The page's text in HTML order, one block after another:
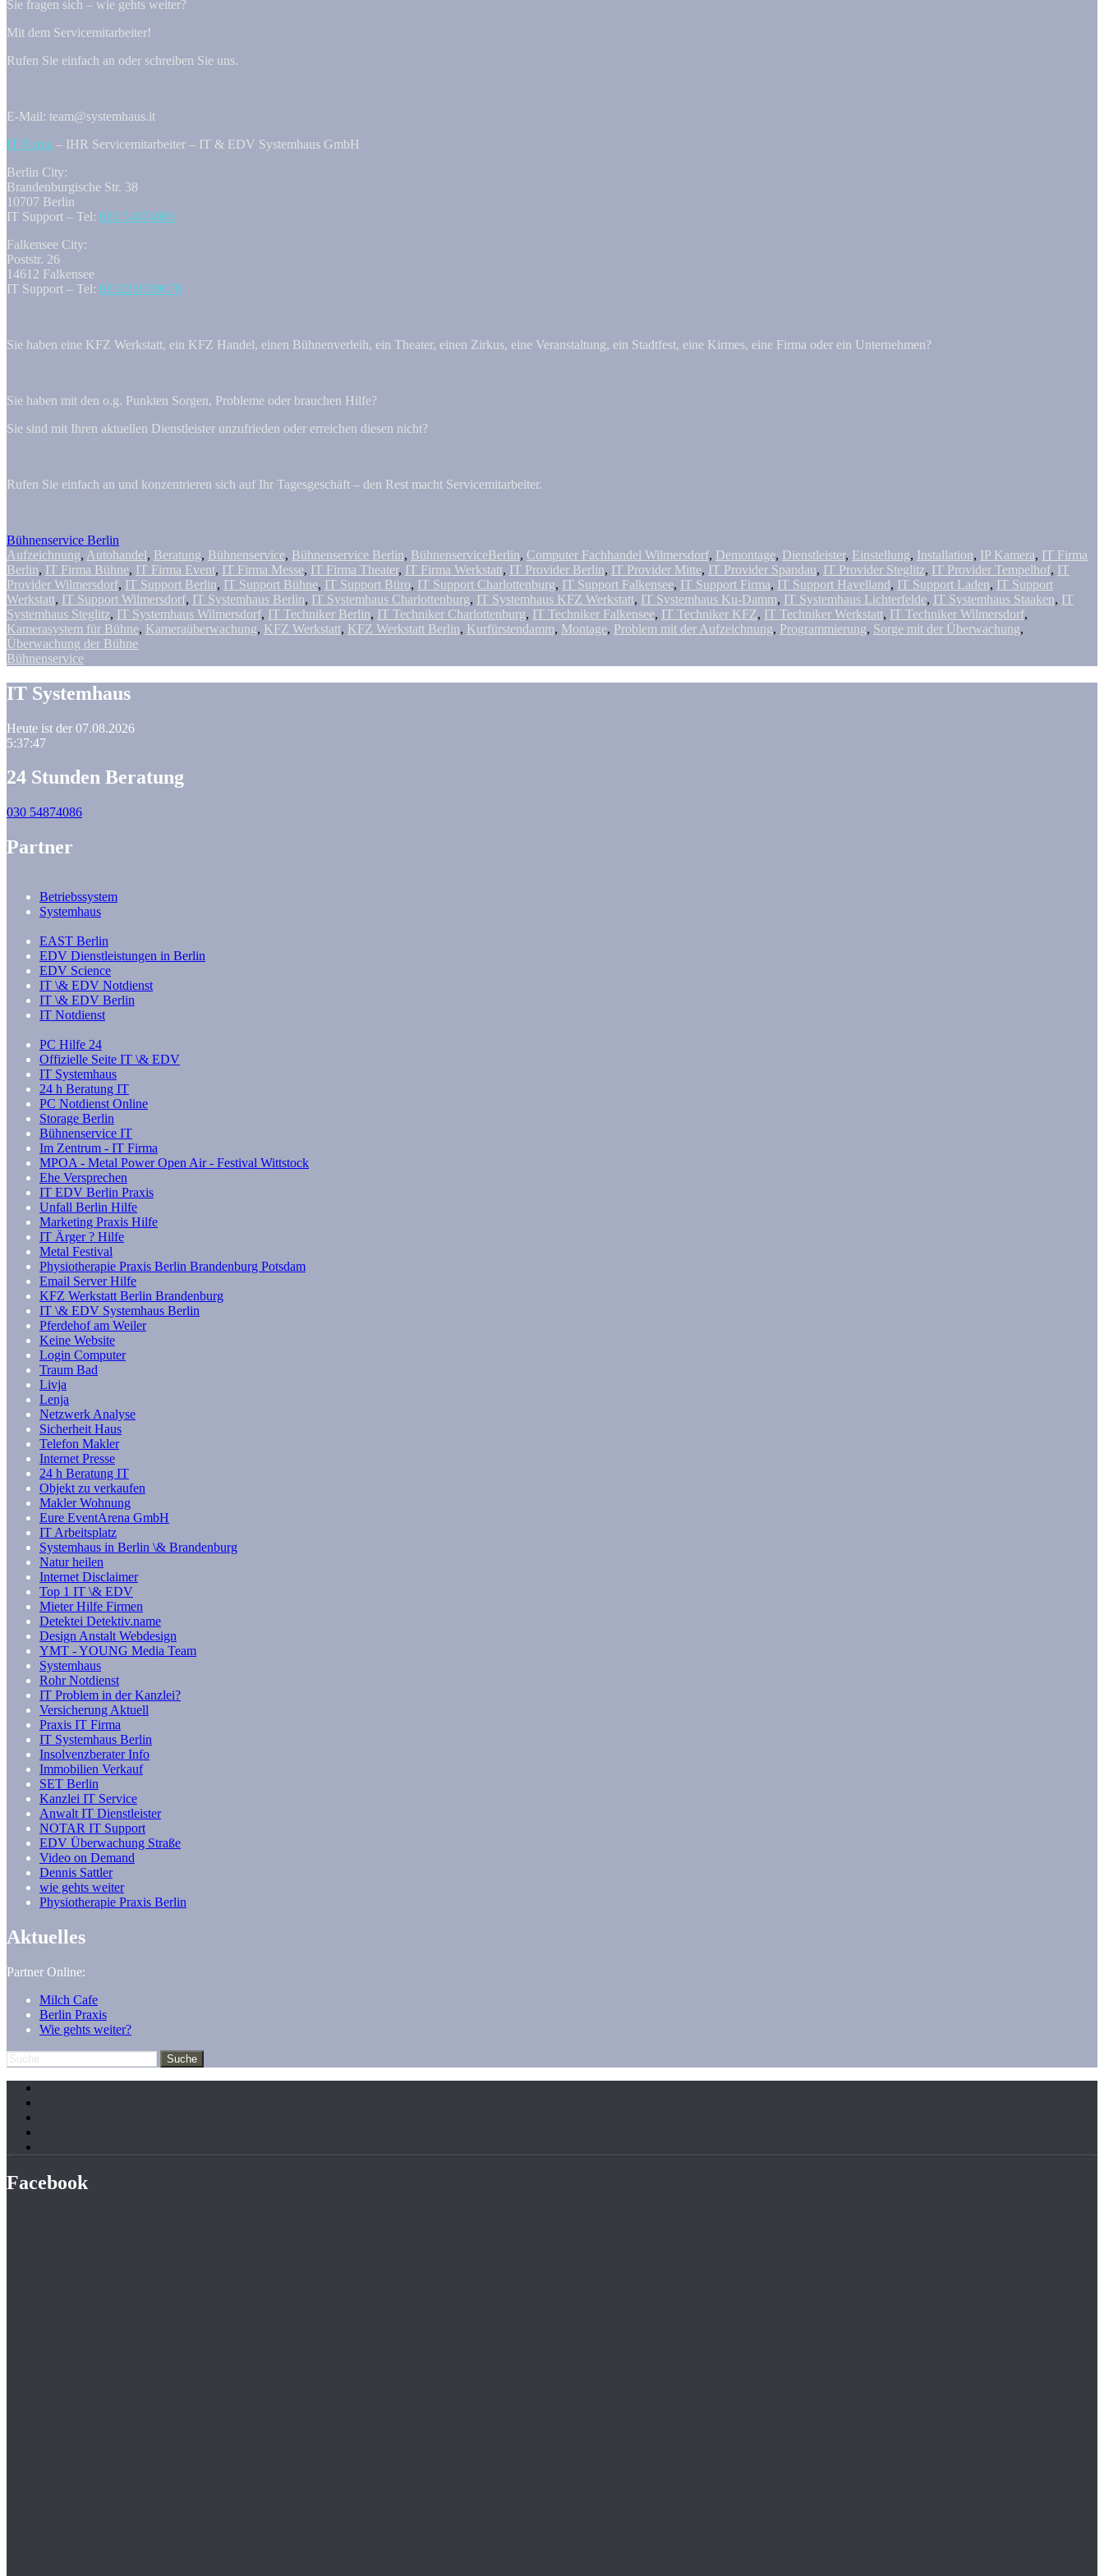
Sie fragen sich – wie gehts weiter?
Mit dem Servicemitarbeiter!
Rufen Sie einfach an oder schreiben Sie uns.
E-Mail: team@systemhaus.it
IT Firma – IHR Servicemitarbeiter – IT & EDV Systemhaus GmbH
Berlin City:
Brandenburgische Str. 38
10707 Berlin
IT Support – Tel: 030 54874086
Falkensee City:
Poststr. 26
14612 Falkensee
IT Support – Tel: 03322 8509070
Sie haben eine KFZ Werkstatt, ein KFZ Handel, einen Bühnenverleih, ein Theater, einen Zirkus, eine Veranstaltung, ein Stadtfest, eine Kirmes, eine Firma oder ein Unternehmen?
Sie haben mit den o.g. Punkten Sorgen, Probleme oder brauchen Hilfe?
Sie sind mit Ihren aktuellen Dienstleister unzufrieden oder erreichen diesen nicht?
Rufen Sie einfach an und konzentrieren sich auf Ihr Tagesgeschäft – den Rest macht Servicemitarbeiter.
Bühnenservice Berlin
Aufzeichnung, Autohandel, Beratung, Bühnenservice, Bühnenservice Berlin, BühnenserviceBerlin, Computer Fachhandel Wilmersdorf, Demontage, Dienstleister, Einstellung, Installation, IP Kamera, IT Firma
Berlin, IT Firma Bühne, IT Firma Event, IT Firma Messe, IT Firma Theater, IT Firma Werkstatt, IT Provider Berlin, IT Provider Mitte, IT Provider Spandau, IT Provider Steglitz, IT Provider Tempelhof, IT
Provider Wilmersdorf, IT Support Berlin, IT Support Bühne, IT Support Büro, IT Support Charlottenburg, IT Support Falkensee, IT Support Firma, IT Support Havelland, IT Support Laden, IT Support
Werkstatt, IT Support Wilmersdorf, IT Systemhaus Berlin, IT Systemhaus Charlottenburg, IT Systemhaus KFZ Werkstatt, IT Systemhaus Ku-Damm, IT Systemhaus Lichterfelde, IT Systemhaus Staaken, IT
Systemhaus Steglitz, IT Systemhaus Wilmersdorf, IT Techniker Berlin, IT Techniker Charlottenburg, IT Techniker Falkensee, IT Techniker KFZ, IT Techniker Werkstatt, IT Techniker Wilmersdorf,
Kamerasystem für Bühne, Kameraüberwachung, KFZ Werkstatt, KFZ Werkstatt Berlin, Kurfürstendamm, Montage, Problem mit der Aufzeichnung, Programmierung, Sorge mit der Überwachung,
Überwachung der Bühne
Bühnenservice
IT Systemhaus
Heute ist der 07.08.2026
5:37:48
24 Stunden Beratung
030 54874086
Partner
Betriebssystem
Systemhaus
EAST Berlin
EDV Dienstleistungen in Berlin
EDV Science
IT \& EDV Notdienst
IT \& EDV Berlin
IT Notdienst
PC Hilfe 24
Offizielle Seite IT \& EDV
IT Systemhaus
24 h Beratung IT
PC Notdienst Online
Storage Berlin
Bühnenservice IT
Im Zentrum - IT Firma
MPOA - Metal Power Open Air - Festival Wittstock
Ehe Versprechen
IT EDV Berlin Praxis
Unfall Berlin Hilfe
Marketing Praxis Hilfe
IT Ärger ? Hilfe
Metal Festival
Physiotherapie Praxis Berlin Brandenburg Potsdam
Email Server Hilfe
KFZ Werkstatt Berlin Brandenburg
IT \& EDV Systemhaus Berlin
Pferdehof am Weiler
Keine Website
Login Computer
Traum Bad
Livja
Lenja
Netzwerk Analyse
Sicherheit Haus
Telefon Makler
Internet Presse
24 h Beratung IT
Objekt zu verkaufen
Makler Wohnung
Eure EventArena GmbH
IT Arbeitsplatz
Systemhaus in Berlin \& Brandenburg
Natur heilen
Internet Disclaimer
Top 1 IT \& EDV
Mieter Hilfe Firmen
Detektei Detektiv.name
Design Anstalt Webdesign
YMT - YOUNG Media Team
Systemhaus
Rohr Notdienst
IT Problem in der Kanzlei?
Versicherung Aktuell
Praxis IT Firma
IT Systemhaus Berlin
Insolvenzberater Info
Immobilien Verkauf
SET Berlin
Kanzlei IT Service
Anwalt IT Dienstleister
NOTAR IT Support
EDV Überwachung Straße
Video on Demand
Dennis Sattler
wie gehts weiter
Physiotherapie Praxis Berlin
Aktuelles
Partner Online:
Milch Cafe
Berlin Praxis
Wie gehts weiter?
Facebook